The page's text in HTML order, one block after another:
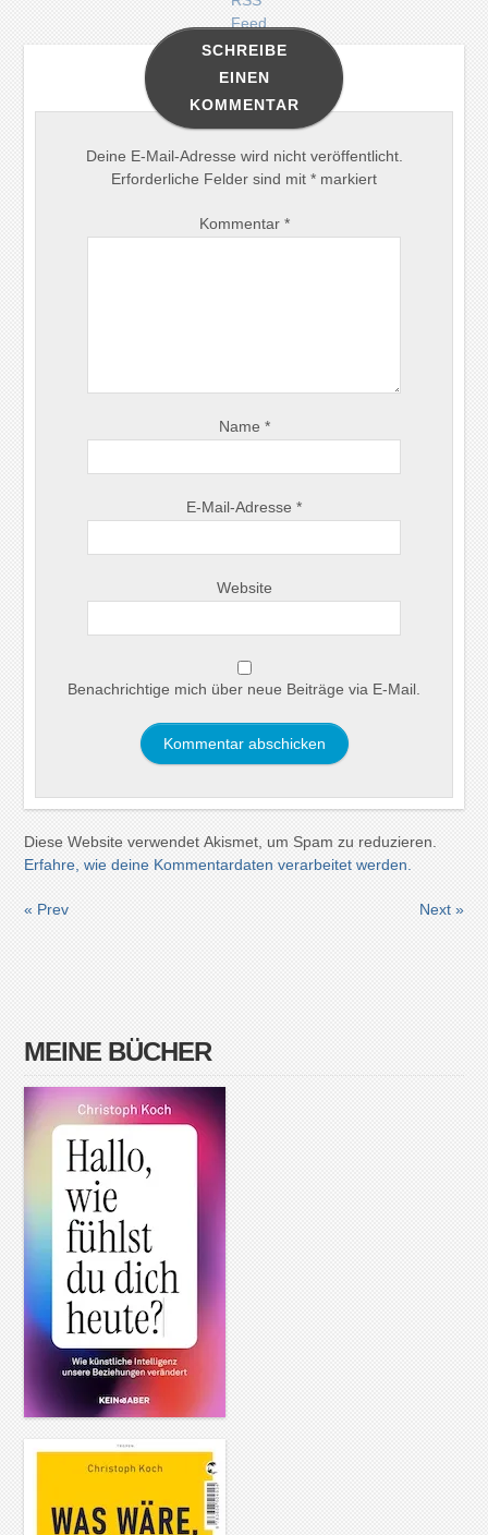
SCHREIBE
EINEN
KOMMENTAR
Deine E-Mail-Adresse wird nicht veröffentlicht.
Erforderliche Felder sind mit * markiert
Kommentar *
Name *
E-Mail-Adresse *
Website
Benachrichtige mich über neue Beiträge via E-Mail.
Diese Website verwendet Akismet, um Spam zu reduzieren.
Erfahre, wie deine Kommentardaten verarbeitet werden.
« Prev Next »
MEINE BÜCHER